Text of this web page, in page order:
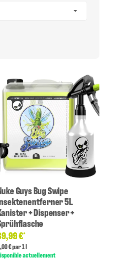
Guys Bug Swipe
5L
+ Dispenser +
€*
€ par 1 l
actuellement